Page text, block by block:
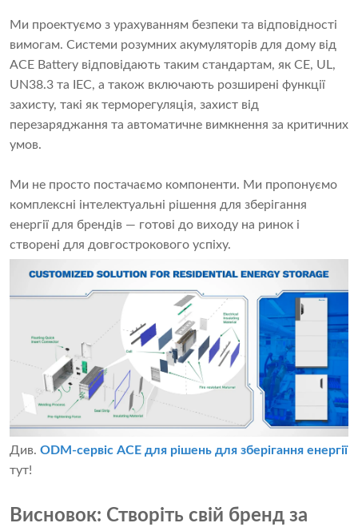
Ми проектуємо з урахуванням безпеки та відповідності
вимогам. Системи розумних акумуляторів для дому від
ACE Battery відповідають таким стандартам, як CE, UL,
UN38.3 та IEC, а також включають розширені функції
захисту, такі як терморегуляція, захист від
перезаряджання та автоматичне вимкнення за критичних
умов.
Ми не просто постачаємо компоненти. Ми пропонуємо
комплексні інтелектуальні рішення для зберігання
енергії для брендів — готові до виходу на ринок і
створені для довгострокового успіху.
Див. ODM-сервіс ACE для рішень для зберігання енергії
тут!
Висновок: Створіть свій бренд за